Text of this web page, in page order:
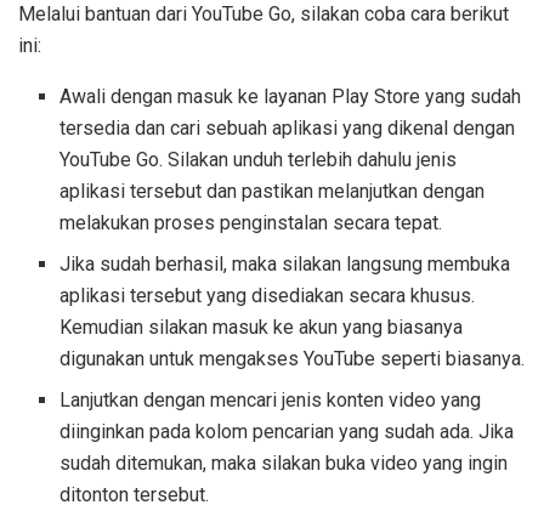
Melalui bantuan dari YouTube Go, silakan coba cara berikut
ini:
Awali dengan masuk ke layanan Play Store yang sudah
tersedia dan cari sebuah aplikasi yang dikenal dengan
YouTube Go. Silakan unduh terlebih dahulu jenis
aplikasi tersebut dan pastikan melanjutkan dengan
melakukan proses penginstalan secara tepat.
Jika sudah berhasil, maka silakan langsung membuka
aplikasi tersebut yang disediakan secara khusus.
Kemudian silakan masuk ke akun yang biasanya
digunakan untuk mengakses YouTube seperti biasanya.
Lanjutkan dengan mencari jenis konten video yang
diinginkan pada kolom pencarian yang sudah ada. Jika
sudah ditemukan, maka silakan buka video yang ingin
ditonton tersebut.